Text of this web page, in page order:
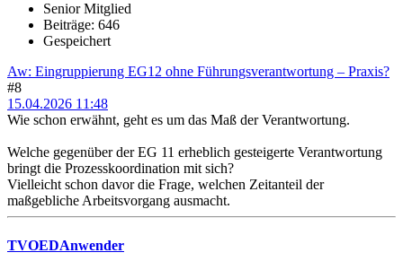
Senior Mitglied
Beiträge: 646
Gespeichert
Aw: Eingruppierung EG12 ohne Führungsverantwortung – Praxis?
#8
15.04.2026 11:48
Wie schon erwähnt, geht es um das Maß der Verantwortung.
Welche gegenüber der EG 11 erheblich gesteigerte Verantwortung
bringt die Prozesskoordination mit sich?
Vielleicht schon davor die Frage, welchen Zeitanteil der
maßgebliche Arbeitsvorgang ausmacht.
TVOEDAnwender